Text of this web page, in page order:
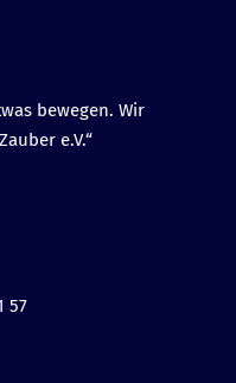
bewegen. Wir
e.V.“
57